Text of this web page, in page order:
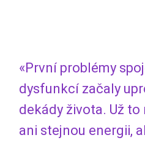
«První problémy
dysfunkcí začaly
dekády života. Už
ani stejnou energii,